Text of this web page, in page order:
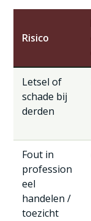
Risico
Letsel of
schade bij
derden
Fout in
profession
eel
handelen /
toezicht